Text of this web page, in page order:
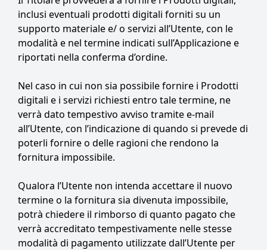
inclusi eventuali prodotti digitali forniti su un
supporto materiale e/ o servizi all’Utente, con le
modalità e nel termine indicati sull’Applicazione e
riportati nella conferma d’ordine.
Nel caso in cui non sia possibile fornire i Prodotti
digitali e i servizi richiesti entro tale termine, ne
verrà dato tempestivo avviso tramite e-mail
all’Utente, con l’indicazione di quando si prevede di
poterli fornire o delle ragioni che rendono la
fornitura impossibile.
Qualora l’Utente non intenda accettare il nuovo
termine o la fornitura sia divenuta impossibile,
potrà chiedere il rimborso di quanto pagato che
verrà accreditato tempestivamente nelle stesse
modalità di pagamento utilizzate dall’Utente per